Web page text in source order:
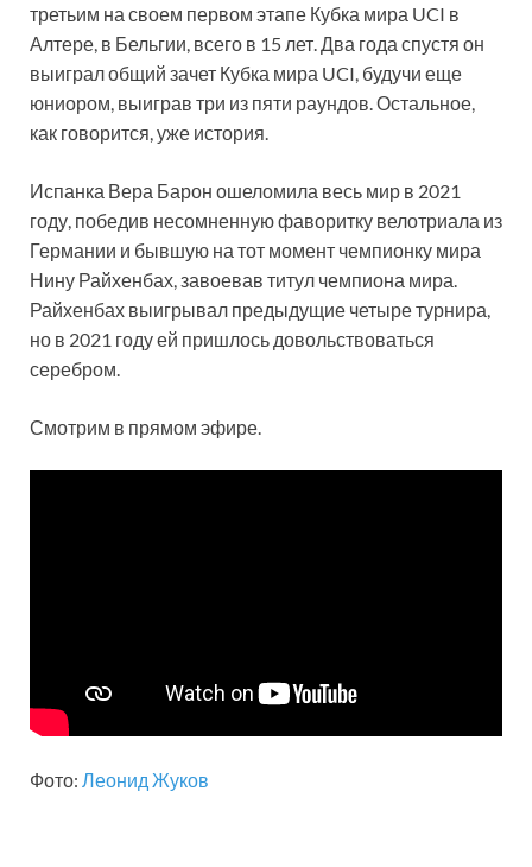
третьим на своем первом этапе Кубка мира UCI в
Алтере, в Бельгии, всего в 15 лет. Два года спустя он
выиграл общий зачет Кубка мира UCI, будучи еще
юниором, выиграв три из пяти раундов. Остальное,
как говорится, уже история.
Испанка Вера Барон ошеломила весь мир в 2021
году, победив несомненную фаворитку велотриала из
Германии и бывшую на тот момент чемпионку мира
Нину Райхенбах, завоевав титул чемпиона мира.
Райхенбах выигрывал предыдущие четыре турнира,
но в 2021 году ей пришлось довольствоваться
серебром.
Смотрим в прямом эфире.
Фото: Леонид Жуков